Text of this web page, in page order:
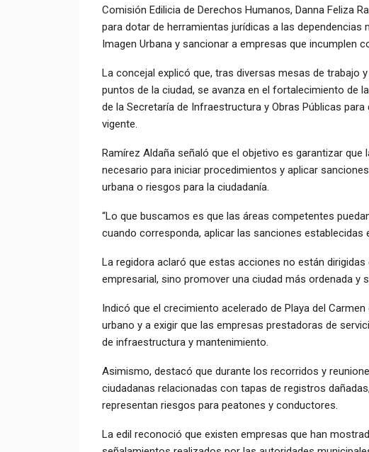
Comisión Edilicia de Derechos Humanos, Danna Feliza
para dotar de herramientas jurídicas a las dependencias
Imagen Urbana y sancionar a empresas que incumplen
La concejal explicó que, tras diversas mesas de trabajo
puntos de la ciudad, se avanza en el fortalecimiento de
de la Secretaría de Infraestructura y Obras Públicas
vigente.
Ramírez Aldaña señaló que el objetivo es garantizar
necesario para iniciar procedimientos y aplicar
urbana o riesgos para la ciudadanía.
“Lo que buscamos es que las áreas competentes
cuando corresponda, aplicar las sanciones establecidas
La regidora aclaró que estas acciones no están
empresarial, sino promover una ciudad más ordenada y
Indicó que el crecimiento acelerado de Playa del
urbano y a exigir que las empresas prestadoras de
de infraestructura y mantenimiento.
Asimismo, destacó que durante los recorridos y
ciudadanas relacionadas con tapas de registros
representan riesgos para peatones y conductores.
La edil reconoció que existen empresas que han